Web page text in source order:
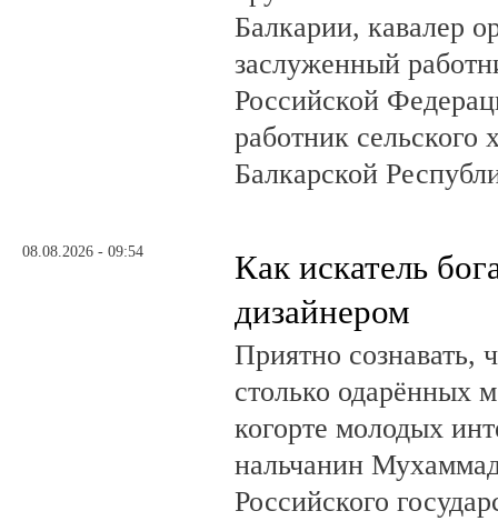
Балкарии, кавалер
заслуженный
Российской
работник сельского
Балкарской
08.08.2026 - 09:54
Как искатель
дизайнером
Приятно сознавать,
столько одарённых
когорте молодых
нальчанин
Российского